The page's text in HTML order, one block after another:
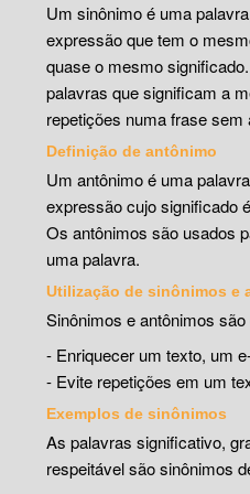
Um sinônimo é uma
expressão que tem o
quase o mesmo
palavras que significam a
repetições numa frase
Definição de antônimo
Um antônimo é uma
expressão cujo significado
Os antônimos são usados
uma palavra.
Utilização de sinônimos e
Sinônimos e antônimos
- Enriquecer um texto, um
- Evite repetições em um
Exemplos de sinônimos
As palavras significativo,
respeitável são sinônimos